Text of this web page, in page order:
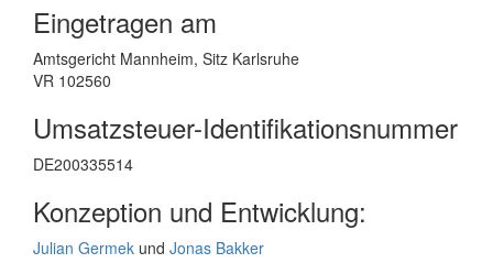
Eingetragen am
Amtsgericht Mannheim, Sitz Karlsruhe
VR 102560
Umsatzsteuer-Identifikationsnummer
DE200335514
Konzeption und Entwicklung:
Julian Germek und Jonas Bakker